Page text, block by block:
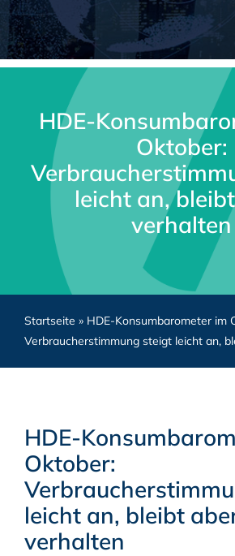
HDE-
Oktober:
leicht an,
verhalten
Startseite » HDE-Konsumbarometer im
Verbraucherstimmung steigt leicht an,
HDE-
Oktober:
leicht an, bleibt
verhalten